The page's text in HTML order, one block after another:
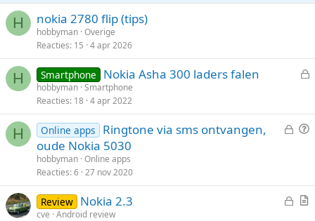
r
H nokia 2780 flip (tips)
hobbyman Overige
Reacties 15 4 apr 2026
H
l
o
Smartphone Nokia Asha 300 laders falen
hobbyman Smartphone
Reacties 18 4 apr 2022
H
G
o
t
V
g
Online apps
Ringtone via sms ontvangen,
oude Nokia 5030
hobbyman Online apps
Reacties 6 27 nov 2020
G
Review Nokia 2.3
cve Android review